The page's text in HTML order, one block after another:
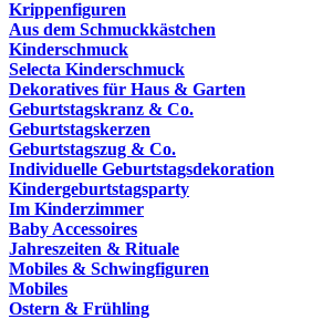
Krippenfiguren
Aus dem Schmuckkästchen
Kinderschmuck
Selecta Kinderschmuck
Dekoratives für Haus & Garten
Geburtstagskranz & Co.
Geburtstagskerzen
Geburtstagszug & Co.
Individuelle Geburtstagsdekoration
Kindergeburtstagsparty
Im Kinderzimmer
Baby Accessoires
Jahreszeiten & Rituale
Mobiles & Schwingfiguren
Mobiles
Ostern & Frühling